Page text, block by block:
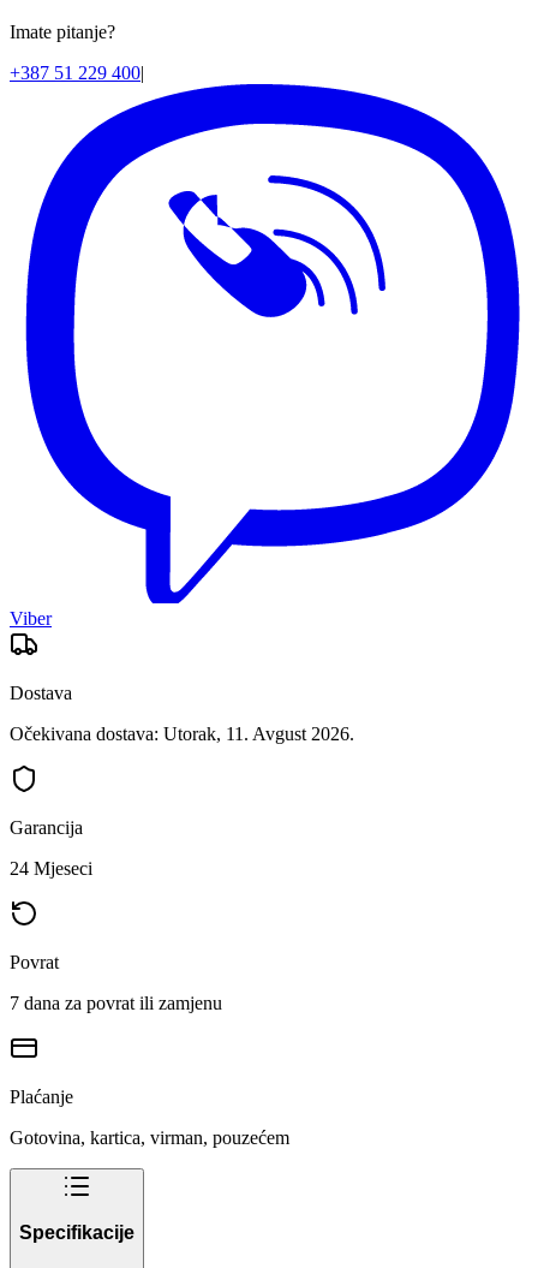
Imate pitanje?
+387 51 229 400|
Viber
Dostava
Očekivana dostava: Utorak, 11. Avgust 2026.
Garancija
24 Mjeseci
Povrat
7 dana za povrat ili zamjenu
Plaćanje
Gotovina, kartica, virman, pouzećem
Specifikacije